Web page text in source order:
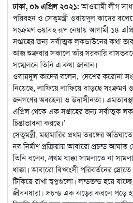
ঢাকা, ০৯ এপ্রিল ২০২১:আওয়ামী লীগ
পরিবহন ও সেতুমন্ত্রী ওবায়দুল কাদের
সংক্রমণ ভয়াবহ রূপ নেয়ায় আগামী ১৪
সপ্তাহের জন্য সর্বাত্মক লকডাউনের কথা
আজ শুক্রবার সকালে তাঁর সরকারি
সম্মেলনে তিনি এ কথা জানান।
ওবায়দুল কাদের বলেন, ‘দেশের করোনা
নিয়েছে, লাফিয়ে লাফিয়ে বাড়ছে সংক্রমণ
জনগণের অবহেলা ও উদাসীনতা।
এপ্রিল থেকে এক সপ্তাহের জন্য সর্বাত্মক
চিন্তাভাবনা করছে।’
সেতুমন্ত্রী, মহামারির প্রথম তরঙ্গের
নব নির্মাণ প্রক্রিয়ায় আবারো প্রচন্ড আঘাত
তিনি বলেন, প্রথম ধাক্কা সামলাতে না
ধাক্কা। আবারো বিধ্বংসী পরিবর্তনের স্রোতে
টিকিয়ে রাখা স্বপ্নগুলো। লন্ডভন্ড হয়ে যাচ্ছে
জীবনধারা। প্রচন্ড এক ঝড়ের কবলে পড়ে